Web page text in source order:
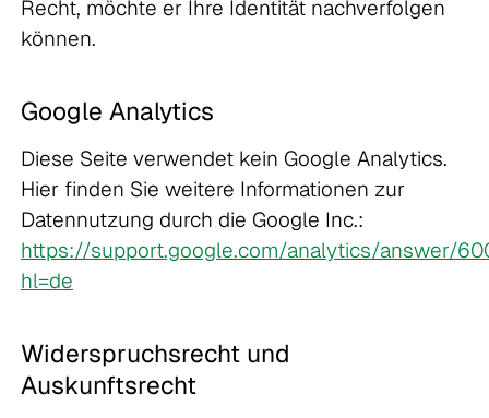
Recht, möchte er Ihre Identität nachverfolgen
können.
Google Analytics
Diese Seite verwendet kein Google Analytics.
Hier finden Sie weitere Informationen zur
Datennutzung durch die Google Inc.:
https://support.google.com/analytics/answer/
hl=de
Widerspruchsrecht und
Auskunftsrecht